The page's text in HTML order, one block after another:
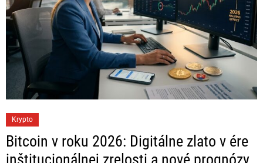
a
t
Krypto
Bitcoin v roku 2026: Digitálne zlato v ére
inštitucionálnej zrelosti a nové prognózy